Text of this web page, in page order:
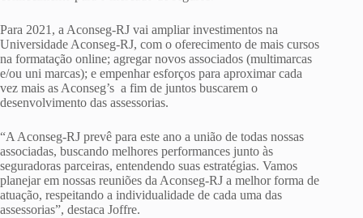
Para 2021, a Aconseg-RJ vai ampliar investimentos na
Universidade Aconseg-RJ, com o oferecimento de mais cursos
na formatação online; agregar novos associados (multimarcas
e/ou uni marcas); e empenhar esforços para aproximar cada
vez mais as Aconseg’s a fim de juntos buscarem o
desenvolvimento das assessorias.
“A Aconseg-RJ prevê para este ano a união de todas nossas
associadas, buscando melhores performances junto às
seguradoras parceiras, entendendo suas estratégias. Vamos
planejar em nossas reuniões da Aconseg-RJ a melhor forma de
atuação, respeitando a individualidade de cada uma das
assessorias”, destaca Joffre.